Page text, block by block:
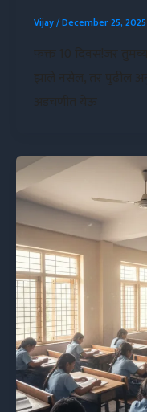
Vijay/December 25, 2025